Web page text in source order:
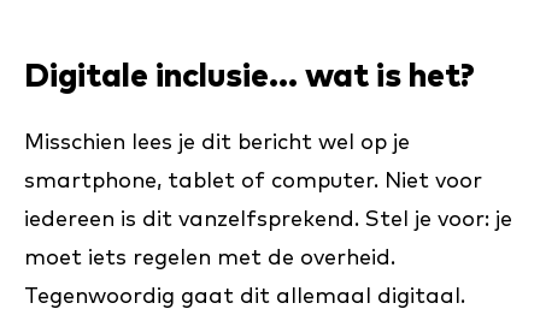
Digitale inclusie... wat is het?
Misschien lees je dit bericht wel op je
smartphone, tablet of computer. Niet voor
iedereen is dit vanzelfsprekend. Stel je voor: je
moet iets regelen met de overheid.
Tegenwoordig gaat dit allemaal digitaal.